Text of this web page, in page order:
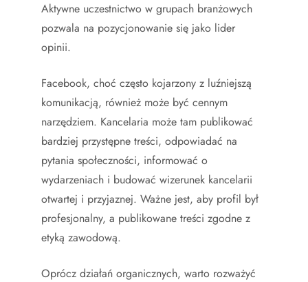
Aktywne uczestnictwo w grupach branżowych
pozwala na pozycjonowanie się jako lider
opinii.
Facebook, choć często kojarzony z luźniejszą
komunikacją, również może być cennym
narzędziem. Kancelaria może tam publikować
bardziej przystępne treści, odpowiadać na
pytania społeczności, informować o
wydarzeniach i budować wizerunek kancelarii
otwartej i przyjaznej. Ważne jest, aby profil był
profesjonalny, a publikowane treści zgodne z
etyką zawodową.
Oprócz działań organicznych, warto rozważyć